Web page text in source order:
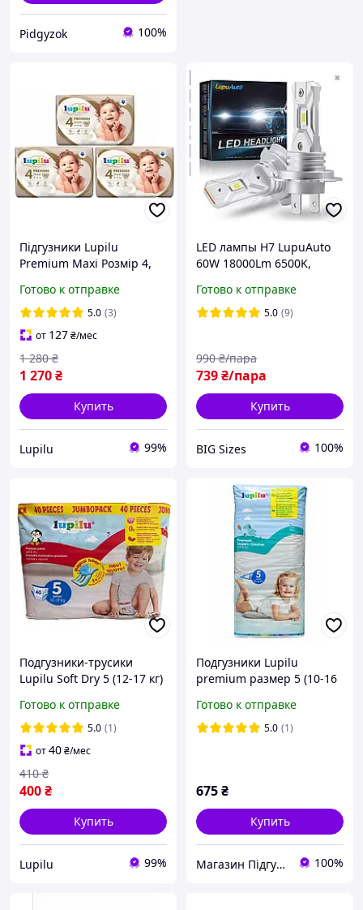
Pidgyzok 100%
Підгузники Lupilu
Premium Maxi Розмір 4,
Готово к отправке
5.0 (3)
от 127₴/мес
1 270₴
1 280 ₴
Купить
Lupilu 99%
LED лампы H7 LupuAuto
60W 18000Lm 6500K,
светодиодные лампы
ближний/дальний свет,
Готово к отправке
5.0 (9)
739₴/пара
990 ₴/пара
Купить
BIG Sizes 100%
Подгузники-трусики
Lupilu Soft Dry 5 (12-17 кг)
Готово к отправке
5.0 (1)
от40₴/мес
400₴
410 ₴
Купить
Lupilu 99%
Подгузники Lupilu
premium размер 5 (10-16
Готово к отправке
5.0 (1)
675₴
Купить
Магазин ПідгузОК 100%